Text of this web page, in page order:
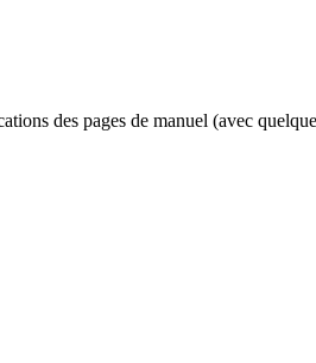
des pages de manuel (avec